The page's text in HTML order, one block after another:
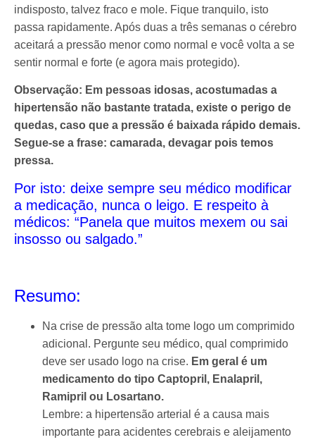
indisposto, talvez fraco e mole. Fique tranquilo, isto
passa rapidamente. Após duas a três semanas o cérebro
aceitará a pressão menor como normal e você volta a se
sentir normal e forte (e agora mais protegido).
Observação: Em pessoas idosas, acostumadas a
hipertensão não bastante tratada, existe o perigo de
quedas, caso que a pressão é baixada rápido demais.
Segue-se a frase: camarada, devagar pois temos
pressa.
Por isto: deixe sempre seu médico modificar
a medicação, nunca o leigo. E respeito à
médicos: “Panela que muitos mexem ou sai
insosso ou salgado.”
Resumo:
Na crise de pressão alta tome logo um comprimido
adicional. Pergunte seu médico, qual comprimido
deve ser usado logo na crise. Em geral é um
medicamento do tipo Captopril, Enalapril,
Ramipril ou Losartano.
Lembre: a hipertensão arterial é a causa mais
importante para acidentes cerebrais e aleijamento